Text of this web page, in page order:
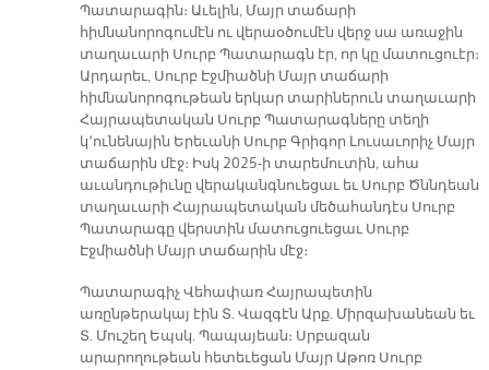
Պատարագին։ Աւելին, Մայր տաճարի
հիմնանորոգումէն ու վերաօծումէն վերջ սա առաջին
տաղաւարի Սուրբ Պատարագն էր, որ կը մատուցուէր։
Արդարեւ, Սուրբ Էջմիածնի Մայր տաճարի
հիմնանորոգութեան երկար տարիներուն տաղաւարի
Հայրապետական Սուրբ Պատարագները տեղի
կ՚ունենային Երեւանի Սուրբ Գրիգոր Լուսաւորիչ Մայր
տաճարին մէջ։ Իսկ 2025-ի տարեմուտին, ահա
աւանդութիւնը վերականգնուեցաւ եւ Սուրբ Ծննդեան
տաղաւարի Հայրապետական մեծահանդէս Սուրբ
Պատարագը վերստին մատուցուեցաւ Սուրբ
Էջմիածնի Մայր տաճարին մէջ։
Պատարագիչ Վեհափառ Հայրապետին
առընթերակայ էին Տ. Վազգէն Արք. Միրզախանեան եւ
Տ. Մուշեղ Եպսկ. Պապայեան։ Սրբազան
արարողութեան հետեւեցան Մայր Աթոռ Սուրբ